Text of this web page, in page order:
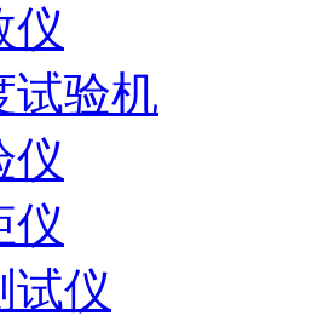
仪
试验机
仪
仪
试仪